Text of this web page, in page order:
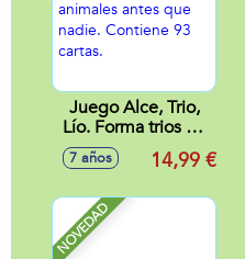
Juego Alce, Trio,
Lío. Forma trios de
animales antes que
nadie. Contiene 93
7 años 14,99 €
NOVEDAD